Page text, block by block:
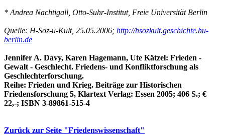
* Andrea Nachtigall, Otto-Suhr-Institut, Freie Universität Berlin
Quelle: H-Soz-u-Kult, 25.05.2006; http://hsozkult.geschichte.hu-
berlin.de
Jennifer A. Davy, Karen Hagemann, Ute Kätzel: Frieden -
Gewalt - Geschlecht. Friedens- und Konfliktforschung als
Geschlechterforschung.
Reihe: Frieden und Krieg. Beiträge zur Historischen
Friedensforschung 5, Klartext Verlag: Essen 2005; 406 S.; €
22,-; ISBN 3-89861-515-4
Zurück zur Seite "Friedenswissenschaft"